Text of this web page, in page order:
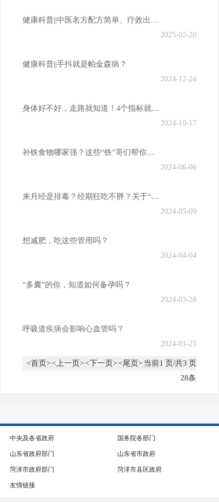
健康科普||中医名方配方简单、疗效出众，这14个方子，建议人手一份！
2025-02-20
健康科普||手抖就是帕金森病？
2024-12-24
身体好不好，走路就知道！4个指标就能判断风险！
2024-10-17
补铁食物哪家强？这些“铁”哥们帮你忙！
2024-06-06
来月经是排毒？经期狂吃不胖？关于“它”，你需要了解这些！
2024-05-09
想减肥，吃这些管用吗？
2024-04-04
“多囊”的你，知道如何备孕吗？
2024-03-28
呼吸道疾病会影响心血管吗？
2024-01-25
<首页><上一页><下一页><尾页>当前1 页/共3 页
28条
中央及各省政府 国务院各部门
山东省政府部门 山东省市政府
菏泽市政府部门 菏泽市县区政府
友情链接